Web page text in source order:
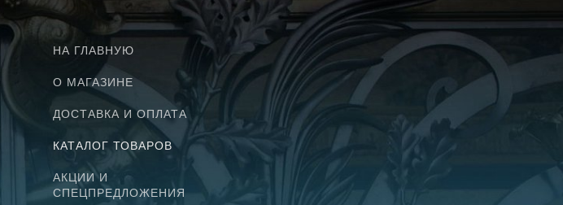
НА ГЛАВНУЮ
О МАГАЗИНЕ
ДОСТАВКА И ОПЛАТА
КАТАЛОГ ТОВАРОВ
АКЦИИ И
СПЕЦПРЕДЛОЖЕНИЯ